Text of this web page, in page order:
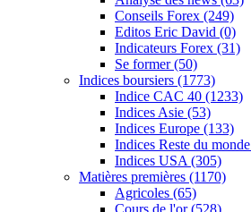
Conseils Forex (249)
Editos Eric David (0)
Indicateurs Forex (31)
Se former(50)
Indices boursiers (1773)
Indice CAC 40 (1233)
Indices Asie (53)
Indices Europe (133)
Indices Reste du monde
Indices USA (305)
Matières premières (1170)
Agricoles (65)
Cours de l'or(528)